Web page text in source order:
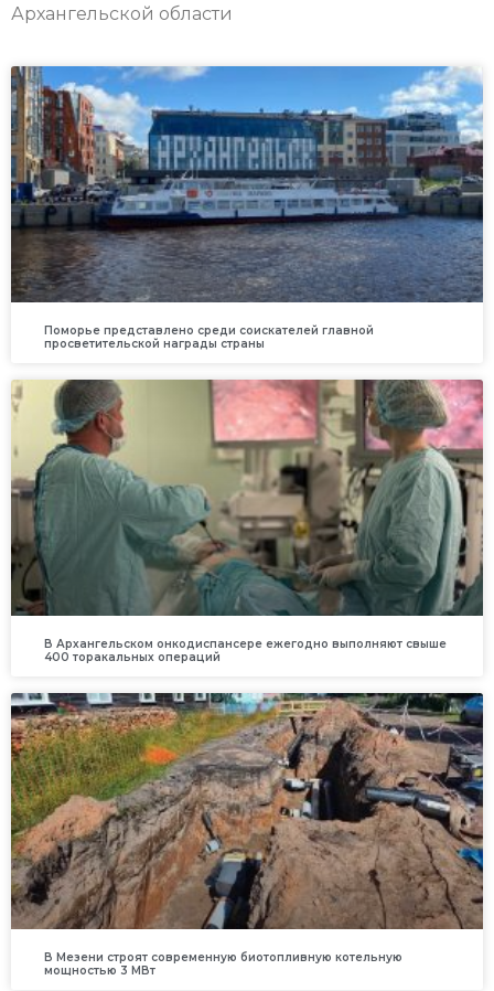
Архангельской области
Поморье представлено среди соискателей главной
просветительской награды страны
В Архангельском онкодиспансере ежегодно выполняют свыше
400 торакальных операций
В Мезени строят современную биотопливную котельную
мощностью 3 МВт